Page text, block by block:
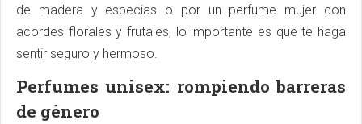
de madera y especias o por un perfume mujer con
acordes florales y frutales, lo importante es que te haga
sentir seguro y hermoso.
Perfumes unisex: rompiendo barreras
de género